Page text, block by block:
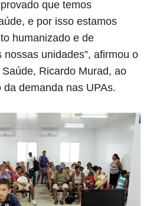
que temos
e por isso estamos
humanizado e de
unidades”, afirmou o
Ricardo Murad, ao
demanda nas UPAs.